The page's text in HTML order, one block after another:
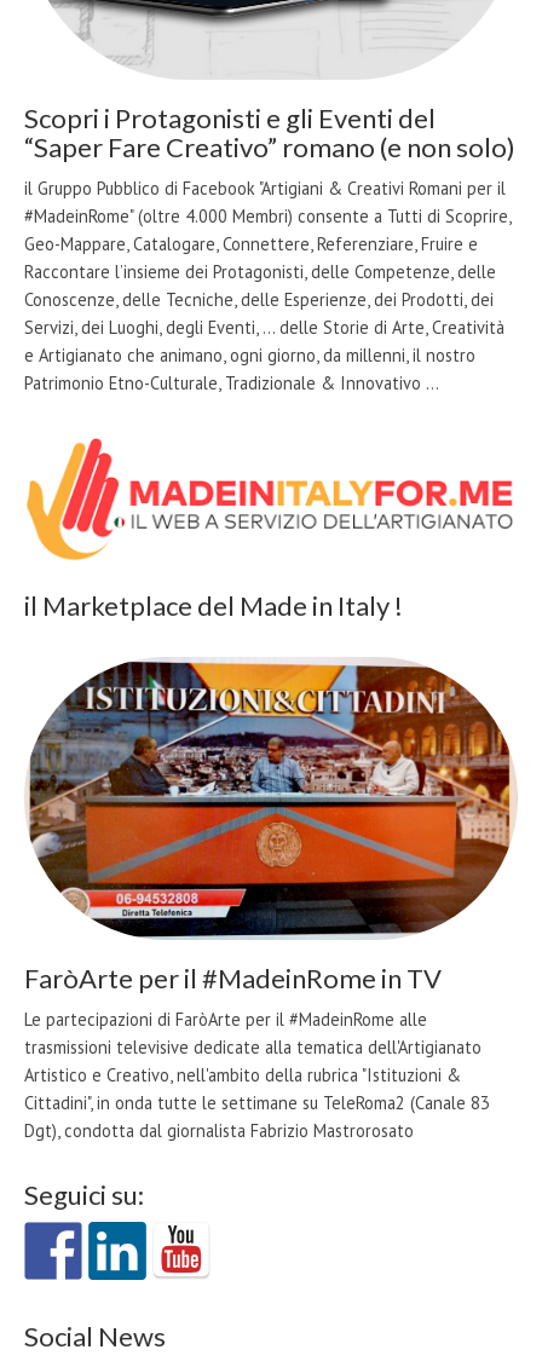
Scopri i Protagonisti e gli Eventi del
“Saper Fare Creativo” romano (e non solo)
il Gruppo Pubblico di Facebook "Artigiani & Creativi Romani per il
#MadeinRome" (oltre 4.000 Membri) consente a Tutti di Scoprire,
Geo-Mappare, Catalogare, Connettere, Referenziare, Fruire e
Raccontare l’insieme dei Protagonisti, delle Competenze, delle
Conoscenze, delle Tecniche, delle Esperienze, dei Prodotti, dei
Servizi, dei Luoghi, degli Eventi, … delle Storie di Arte, Creatività
e Artigianato che animano, ogni giorno, da millenni, il nostro
Patrimonio Etno-Culturale, Tradizionale & Innovativo …
il Marketplace del Made in Italy !
FaròArte per il #MadeinRome in TV
Le partecipazioni di FaròArte per il #MadeinRome alle
trasmissioni televisive dedicate alla tematica dell'Artigianato
Artistico e Creativo, nell'ambito della rubrica "Istituzioni &
Cittadini", in onda tutte le settimane su TeleRoma2 (Canale 83
Dgt), condotta dal giornalista Fabrizio Mastrorosato
Seguici su:
Social News